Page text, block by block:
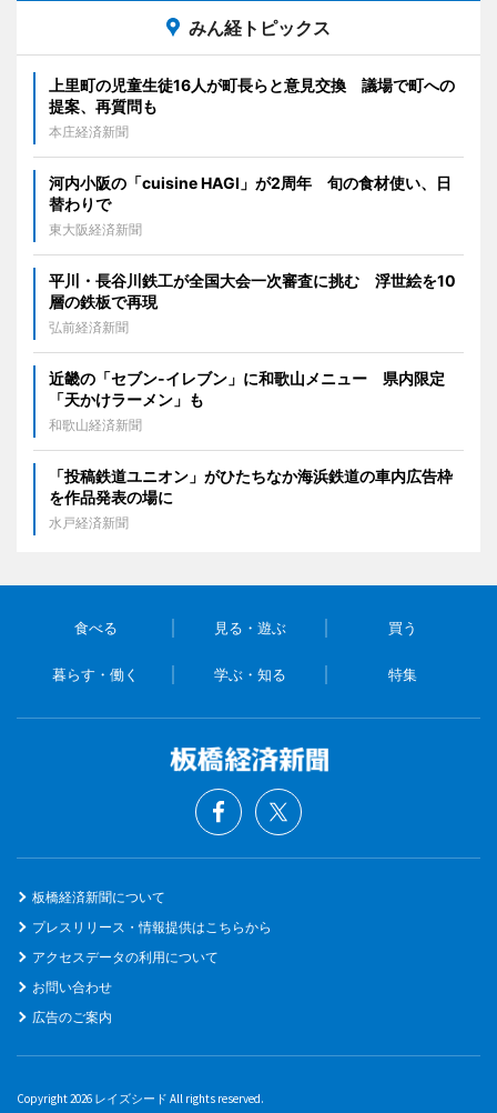
みん経トピックス
上里町の児童生徒16人が町長らと意見交換 議場で町への
提案、再質問も
本庄経済新聞
河内小阪の「cuisine HAGI」が2周年 旬の食材使い、日
替わりで
東大阪経済新聞
平川・長谷川鉄工が全国大会一次審査に挑む 浮世絵を10
層の鉄板で再現
弘前経済新聞
近畿の「セブン-イレブン」に和歌山メニュー 県内限定
「天かけラーメン」も
和歌山経済新聞
「投稿鉄道ユニオン」がひたちなか海浜鉄道の車内広告枠
を作品発表の場に
水戸経済新聞
食べる 見る・遊ぶ 買う
暮らす・働く 学ぶ・知る 特集
板橋経済新聞について
プレスリリース・情報提供はこちらから
アクセスデータの利用について
お問い合わせ
広告のご案内
Copyright 2026 レイズシード All rights reserved.